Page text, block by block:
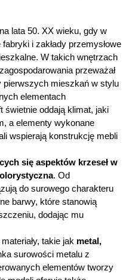
lata 50. XX wieku, gdy w
i zakłady przemysłowe
W takich wnętrzach
przeważał
pierwszych mieszkań w stylu
elementach
świetnie oddają klimat, jaki
a elementy wykonane
wspierają konstrukcję mebli
się aspektów krzeseł w
. Od
do surowego charakteru
barwy, które stanowią
dodając mu
takie jak metal,
surowości metalu z
elementów tworzy